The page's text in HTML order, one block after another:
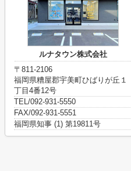
ルナタウン株式会社
〒811-2106
福岡県糟屋郡宇美町ひばりが丘１
丁目4番12号
TEL/092-931-5550
FAX/092-931-5551
福岡県知事 (1) 第19811号